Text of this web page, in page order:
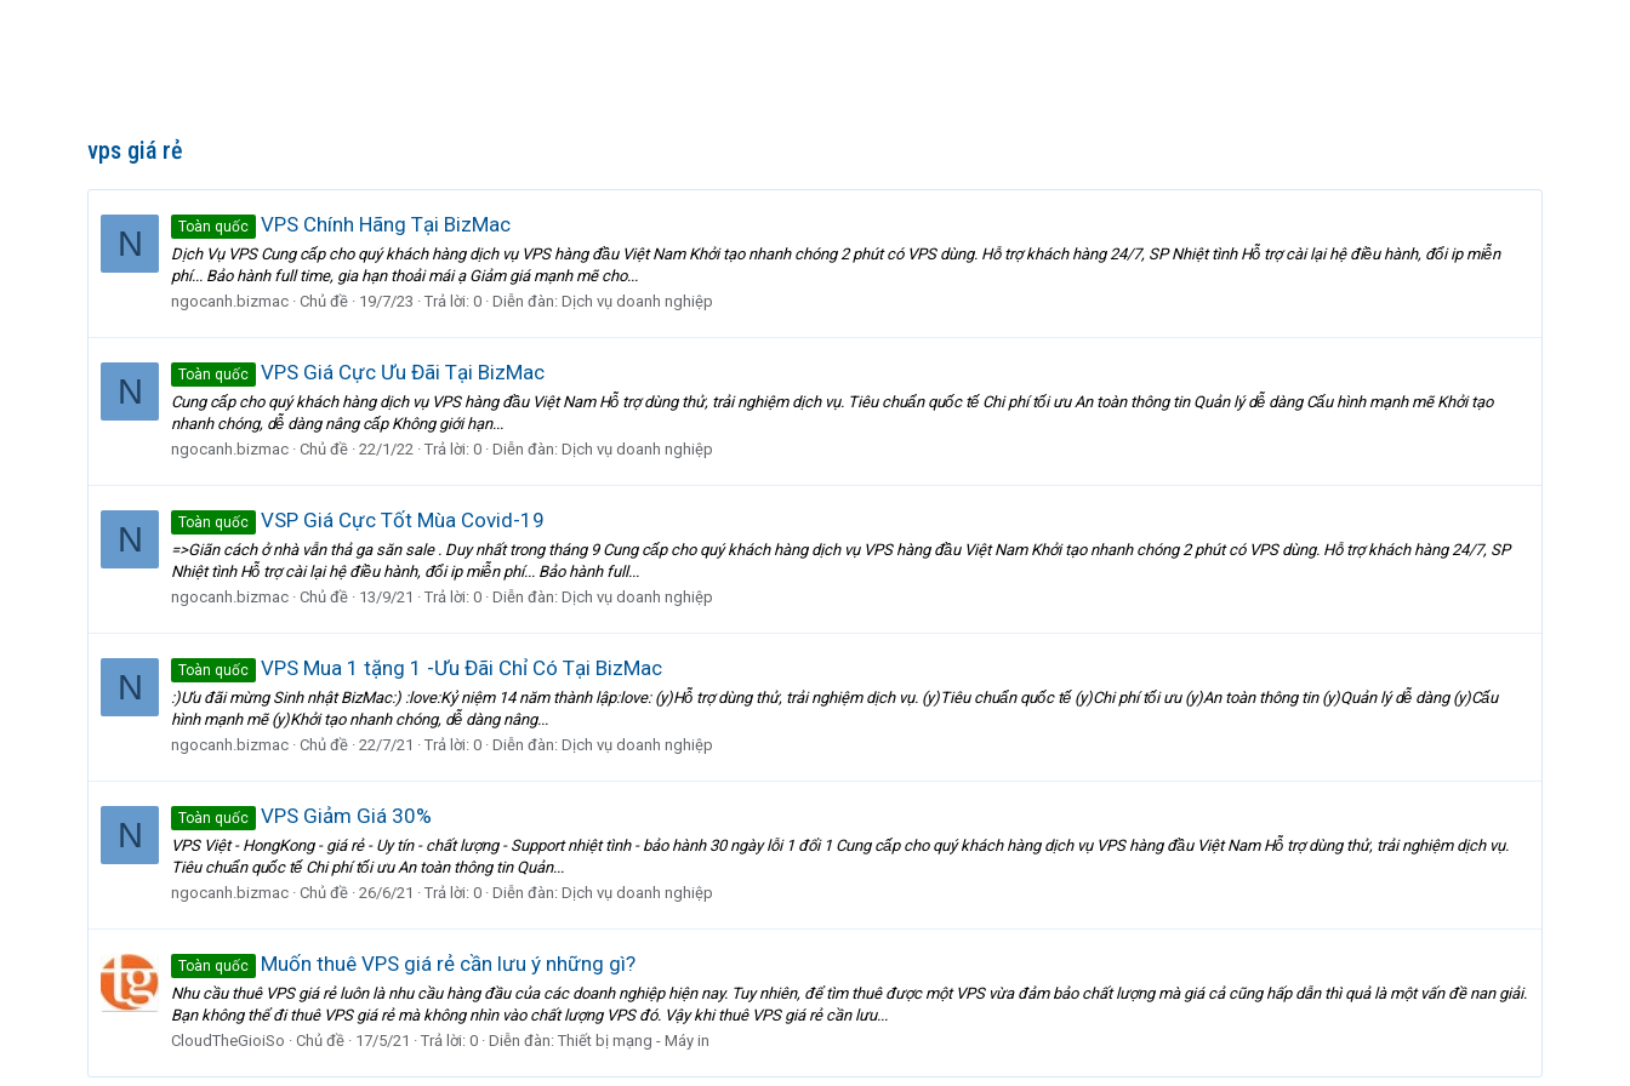
vps giá rẻ
N Toàn quốc VPS Chính Hãng Tại BizMac
Dịch Vụ VPS Cung cấp cho quý khách hàng dịch vụ VPS hàng đầu Việt Nam Khởi tạo nhanh chóng 2 phút có VPS dùng. Hỗ trợ khách hàng 24/7, SP Nhiệt tình Hỗ trợ cài lại hệ điều hành, đổi ip miễn
phí... Bảo hành full time, gia hạn thoải mái ạ Giảm giá mạnh mẽ cho...
ngocanh.bizmac Chủ đề 19/7/23 Trả lời: 0 Diễn đàn: Dịch vụ doanh nghiệp
N Toàn quốc VPS Giá Cực Ưu Đãi Tại BizMac
Cung cấp cho quý khách hàng dịch vụ VPS hàng đầu Việt Nam Hỗ trợ dùng thử, trải nghiệm dịch vụ. Tiêu chuẩn quốc tế Chi phí tối ưu An toàn thông tin Quản lý dễ dàng Cấu hình mạnh mẽ Khởi tạo
nhanh chóng, dễ dàng nâng cấp Không giới hạn...
ngocanh.bizmac Chủ đề 22/1/22 Trả lời: 0 Diễn đàn: Dịch vụ doanh nghiệp
N Toàn quốc VSP Giá Cực Tốt Mùa Covid-19
=>Giãn cách ở nhà vẫn thả ga săn sale . Duy nhất trong tháng 9 Cung cấp cho quý khách hàng dịch vụ VPS hàng đầu Việt Nam Khởi tạo nhanh chóng 2 phút có VPS dùng. Hỗ trợ khách hàng 24/7, SP
Nhiệt tình Hỗ trợ cài lại hệ điều hành, đổi ip miễn phí... Bảo hành full...
ngocanh.bizmac Chủ đề 13/9/21 Trả lời: 0 Diễn đàn: Dịch vụ doanh nghiệp
N Toàn quốc VPS Mua 1 tặng 1 -Ưu Đãi Chỉ Có Tại BizMac
:)Ưu đãi mừng Sinh nhật BizMac:) :love:Kỷ niệm 14 năm thành lập:love: (y)Hỗ trợ dùng thử, trải nghiệm dịch vụ. (y)Tiêu chuẩn quốc tế (y)Chi phí tối ưu (y)An toàn thông tin (y)Quản lý dễ dàng (y)Cấu
hình mạnh mẽ (y)Khởi tạo nhanh chóng, dễ dàng nâng...
ngocanh.bizmac Chủ đề 22/7/21 Trả lời: 0 Diễn đàn: Dịch vụ doanh nghiệp
N Toàn quốc VPS Giảm Giá 30%
VPS Việt - HongKong - giá rẻ - Uy tín - chất lượng - Support nhiệt tình - bảo hành 30 ngày lỗi 1 đổi 1 Cung cấp cho quý khách hàng dịch vụ VPS hàng đầu Việt Nam Hỗ trợ dùng thử, trải nghiệm dịch vụ.
Tiêu chuẩn quốc tế Chi phí tối ưu An toàn thông tin Quản...
ngocanh.bizmac Chủ đề 26/6/21 Trả lời: 0 Diễn đàn: Dịch vụ doanh nghiệp
Toàn quốc Muốn thuê VPS giá rẻ cần lưu ý những gì?
Nhu cầu thuê VPS giá rẻ luôn là nhu cầu hàng đầu của các doanh nghiệp hiện nay. Tuy nhiên, để tìm thuê được một VPS vừa đảm bảo chất lượng mà giá cả cũng hấp dẫn thì quả là một vấn đề nan giải.
Bạn không thể đi thuê VPS giá rẻ mà không nhìn vào chất lượng VPS đó. Vậy khi thuê VPS giá rẻ cần lưu...
CloudTheGioiSo
Chủ đề 17/5/21 Trả lời: 0 Diễn đàn: Thiết bị mạng - Máy in